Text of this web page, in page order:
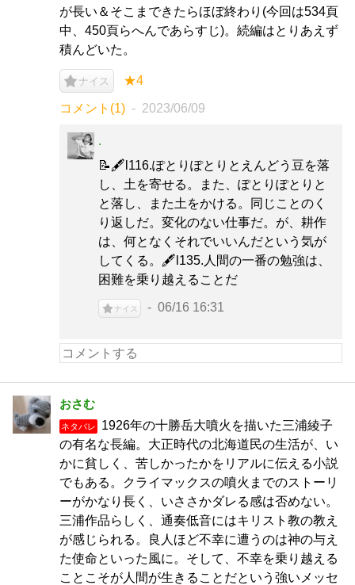
が長い＆そこまできたらほぼ終わり(今回は534頁
中、450頁らへんであらすじ)。続編はとりあえず
積んどいた。
ナイス ★4
コメント(1) 2023/06/09
.
📝🖋️l116.ぽとりぽとりとえんどう豆を落
し、土を寄せる。また、ぽとりぽとりと
と落し、また土をかける。同じことのく
り返しだ。変化のない仕事だ。が、耕作
は、何となくそれでいいんだという気が
してくる。🖋️l135.人間の一番の勉強は、
困難を乗り越えることだ
ナイス 06/16 16:31
おさむ
ネタバレ
1926年の十勝岳大噴火を描いた三浦綾子
の有名な長編。大正時代の北海道民の生活が、い
かに貧しく、苦しかったかをリアルに伝える小説
でもある。クライマックスの噴火までのストーリ
ーがかなり長く、いささかダレる感は否めない。
三浦作品らしく、通奏低音にはキリスト教の教え
が感じられる。良人ほど不幸に遭うのは神の与え
た使命といった風に。そして、不幸を乗り越える
ことこそが人間が生きることだという強いメッセ